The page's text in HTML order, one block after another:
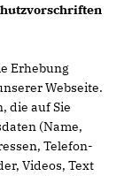
Erhebung
Webseite.
die auf Sie
(Name,
Telefon-
Videos, Text